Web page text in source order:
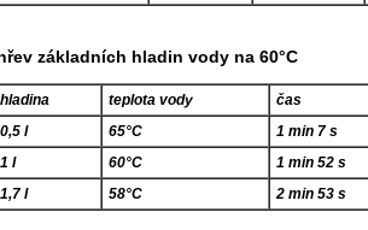
základních hladin vody na 60°C
hladina teplota vody čas
0,5 l
65°C 1 min 7 s
1 l
60°C 1 min 52 s
1,7 l
58°C 2 min 53 s